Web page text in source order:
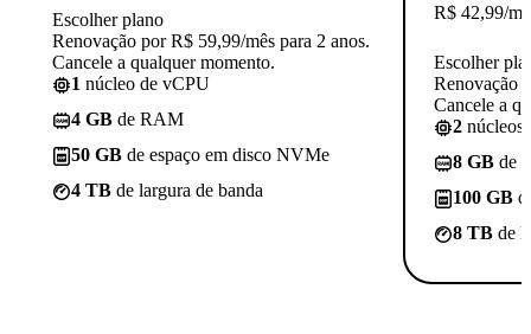
Escolher plano
Renovação por R$ 59,99/mês para 2 anos.
Cancele a qualquer momento.
1 núcleo de vCPU
4 GB de RAM
50 GB de espaço em disco NVMe
4 TB de largura de banda
R$ 42,99/
Escolher
Renovação
Cancele a
2 núcleos
8 GB de
100 GB
8 TB de